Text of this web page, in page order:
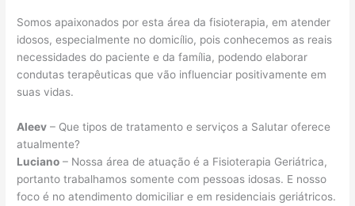
Somos apaixonados por esta área da fisioterapia, em atender
idosos, especialmente no domicílio, pois conhecemos as reais
necessidades do paciente e da família, podendo elaborar
condutas terapêuticas que vão influenciar positivamente em
suas vidas.
Aleev – Que tipos de tratamento e serviços a Salutar oferece
atualmente?
Luciano – Nossa área de atuação é a Fisioterapia Geriátrica,
portanto trabalhamos somente com pessoas idosas. E nosso
foco é no atendimento domiciliar e em residenciais geriátricos.